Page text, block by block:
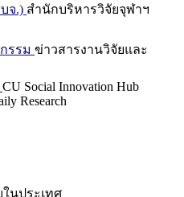
จ.) สำนักบริหารวิจัยจุฬาฯ
รรม ข่าวสารงานวิจัยและ
CU Social Innovation Hub
Research
นประเทศ